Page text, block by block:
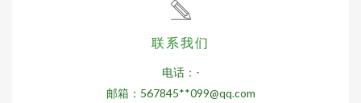
联系我们
电话：-
邮箱：567845**099@qq.com